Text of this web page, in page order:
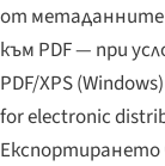
от метаданните
към PDF — при
PDF/XPS
for electronic
Експортирането